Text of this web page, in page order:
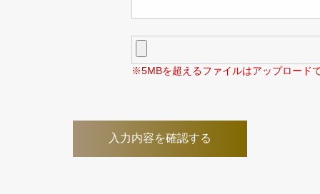
※5MBを超えるファイルはアップロードで